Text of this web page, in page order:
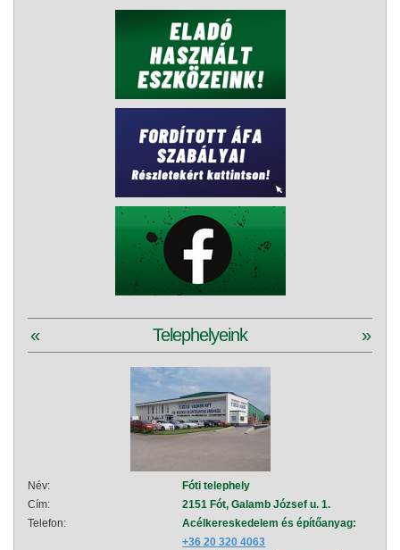
Telephelyeink
« »
Név:
Fóti telephely
Cím:
2151 Fót, Galamb József u. 1.
Telefon:
Acélkereskedelem és építőanyag:
+36 20 320 4063